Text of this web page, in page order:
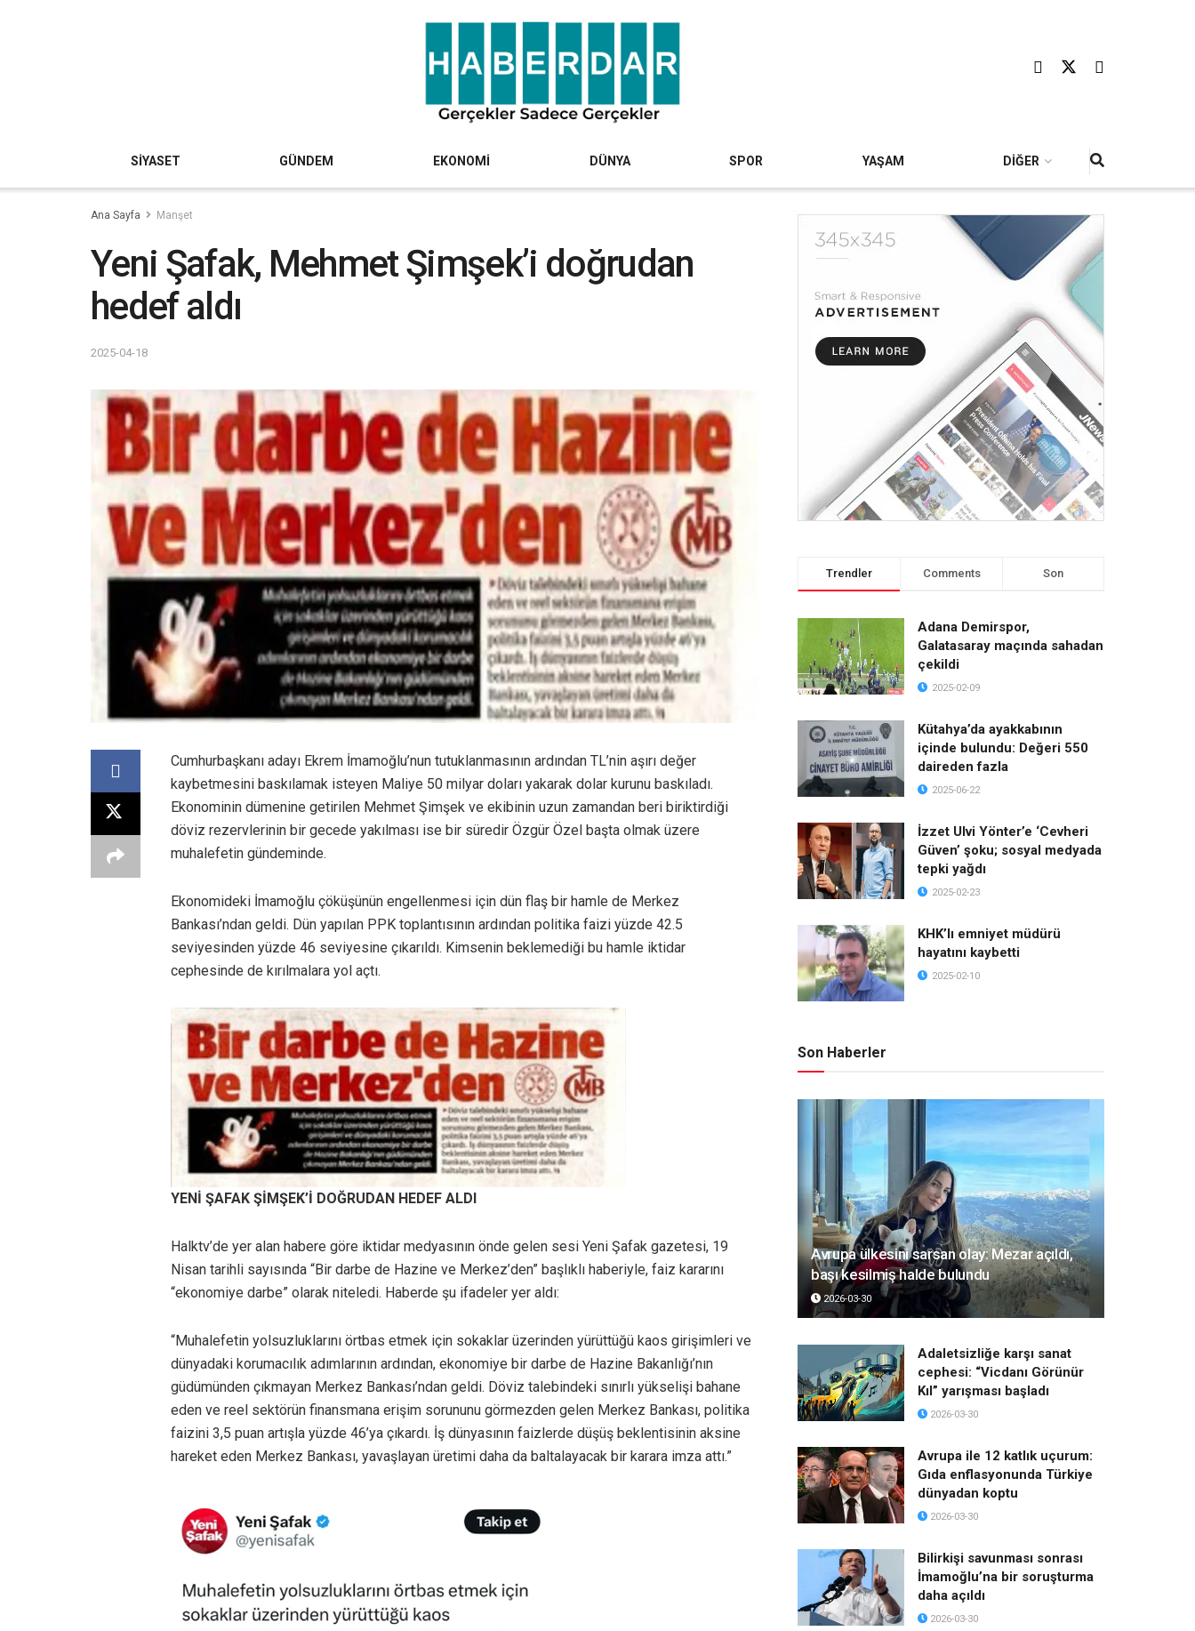
SİYASET GÜNDEM EKONOMİ DÜNYA SPOR YAŞAM DİĞER
Ana Sayfa Manşet
Yeni Şafak, Mehmet Şimşek’i doğrudan
hedef aldı
2025-04-18
Cumhurbaşkanı adayı Ekrem İmamoğlu’nun tutuklanmasının ardından TL’nin aşırı değer
kaybetmesini baskılamak isteyen Maliye 50 milyar doları yakarak dolar kurunu baskıladı.
Ekonominin dümenine getirilen Mehmet Şimşek ve ekibinin uzun zamandan beri biriktirdiği
döviz rezervlerinin bir gecede yakılması ise bir süredir Özgür Özel başta olmak üzere
muhalefetin gündeminde.
Ekonomideki İmamoğlu çöküşünün engellenmesi için dün flaş bir hamle de Merkez
Bankası’ndan geldi. Dün yapılan PPK toplantısının ardından politika faizi yüzde 42.5
seviyesinden yüzde 46 seviyesine çıkarıldı. Kimsenin beklemediği bu hamle iktidar
cephesinde de kırılmalara yol açtı.
YENİ ŞAFAK ŞİMŞEK’İ DOĞRUDAN HEDEF ALDI
Halktv’de yer alan habere göre iktidar medyasının önde gelen sesi Yeni Şafak gazetesi, 19
Nisan tarihli sayısında “Bir darbe de Hazine ve Merkez’den” başlıklı haberiyle, faiz kararını
“ekonomiye darbe” olarak niteledi. Haberde şu ifadeler yer aldı:
“Muhalefetin yolsuzluklarını örtbas etmek için sokaklar üzerinden yürüttüğü kaos girişimleri ve
dünyadaki korumacılık adımlarının ardından, ekonomiye bir darbe de Hazine Bakanlığı’nın
güdümünden çıkmayan Merkez Bankası’ndan geldi. Döviz talebindeki sınırlı yükselişi bahane
eden ve reel sektörün finansmana erişim sorununu görmezden gelen Merkez Bankası, politika
faizini 3,5 puan artışla yüzde 46’ya çıkardı. İş dünyasının faizlerde düşüş beklentisinin aksine
hareket eden Merkez Bankası, yavaşlayan üretimi daha da baltalayacak bir karara imza attı.”
Trendler Comments Son
Adana Demirspor,
Galatasaray maçında sahadan
çekildi
2025-02-09
Kütahya’da ayakkabının
içinde bulundu: Değeri 550
daireden fazla
2025-06-22
İzzet Ulvi Yönter’e ‘Cevheri
Güven’ şoku; sosyal medyada
tepki yağdı
2025-02-23
KHK’lı emniyet müdürü
hayatını kaybetti
2025-02-10
Son Haberler
Avrupa ülkesini sarsan olay: Mezar açıldı,
başı kesilmiş halde bulundu
2026-03-30
Adaletsizliğe karşı sanat
cephesi: “Vicdanı Görünür
Kıl” yarışması başladı
2026-03-30
Avrupa ile 12 katlık uçurum:
Gıda enflasyonunda Türkiye
dünyadan koptu
2026-03-30
Bilirkişi savunması sonrası
İmamoğlu’na bir soruşturma
daha açıldı
2026-03-30